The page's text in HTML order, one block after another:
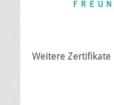
Weitere Zertifikate